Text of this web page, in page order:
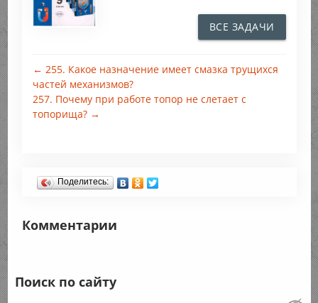
ВСЕ ЗАДАЧИ
← 255. Какое назначение имеет смазка трущихся
частей механизмов?
257. Почему при работе топор не слетает с
топорища? →
Поделитесь:
Комментарии
Поиск по сайту